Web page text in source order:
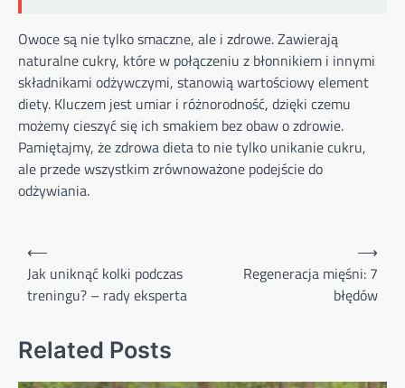
Owoce są nie tylko smaczne, ale i zdrowe. Zawierają
naturalne cukry, które w połączeniu z błonnikiem i innymi
składnikami odżywczymi, stanowią wartościowy element
diety. Kluczem jest umiar i różnorodność, dzięki czemu
możemy cieszyć się ich smakiem bez obaw o zdrowie.
Pamiętajmy, że zdrowa dieta to nie tylko unikanie cukru,
ale przede wszystkim zrównoważone podejście do
odżywiania.
Nawigacja
wpisu
⟵
Jak uniknąć kolki podczas
treningu? – rady eksperta
Regeneracja mięśni: 7
błędów
⟶
Related Posts